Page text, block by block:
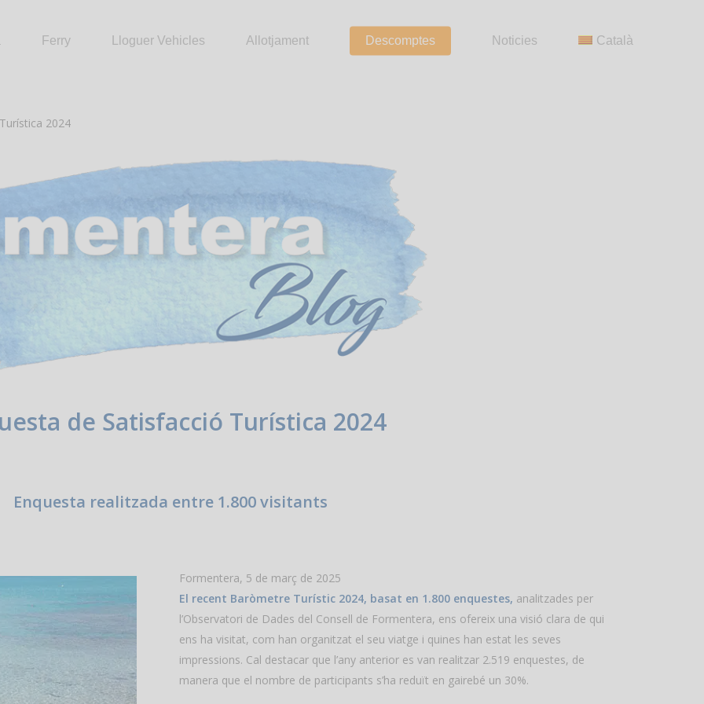
Ferry Lloguer Vehicles Allotjament Descomptes Noticies Català
2024
de Satisfacció Turística 2024
Enquesta realitzada entre 1.800 visitants
Formentera, 5 de març de 2025
El recent Baròmetre Turístic 2024, basat en 1.800 enquestes, analitzades per
l’Observatori de Dades del Consell de Formentera, ens ofereix una visió clara de qui
ens ha visitat, com han organitzat el seu viatge i quines han estat les seves
impressions. Cal destacar que l’any anterior es van realitzar 2.519 enquestes, de
manera que el nombre de participants s’ha reduït en gairebé un 30%.